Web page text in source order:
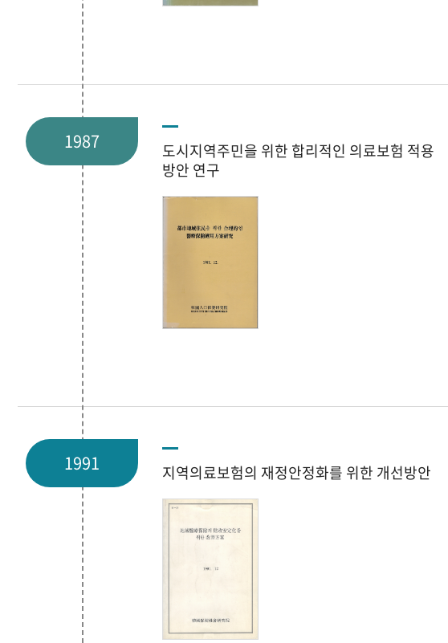
1987
도시지역주민을 위한 합리적인 의료보험 적용
방안 연구
1991 지역의료보험의 재정안정화를 위한 개선방안